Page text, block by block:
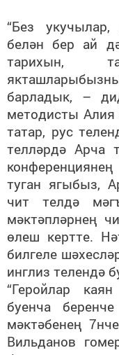
“Без
белән бер ай
тарихын,
барладык, –
методисты Алия
татар, рус
телләрдә Арча
туган ягыбыз,
чит телдә
мәктәпләрнең
өлеш кертте.
билгеле
инглиз телендә
“Геройлар
буенча
мәктәбенең
Вильданов